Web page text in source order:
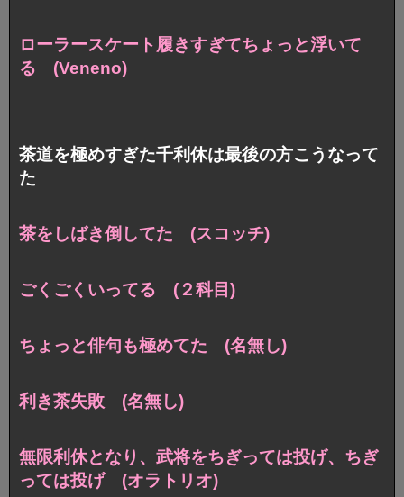
ローラースケート履きすぎてちょっと浮いて
る (Veneno)
茶道を極めすぎた千利休は最後の方こうなって
た
茶をしばき倒してた (スコッチ)
ごくごくいってる (２科目)
ちょっと俳句も極めてた (名無し)
利き茶失敗 (名無し)
無限利休となり、武将をちぎっては投げ、ちぎ
っては投げ (オラトリオ)